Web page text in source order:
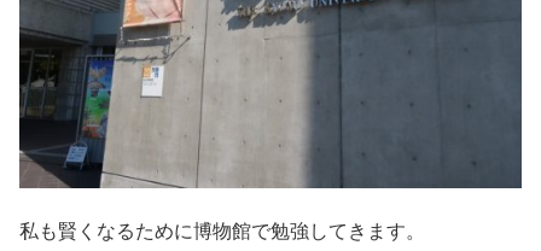
私も賢くなるために博物館で勉強してきます。